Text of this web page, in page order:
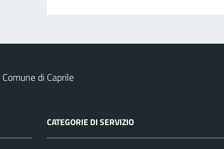
Comune di Caprile
CATEGORIE DI SERVIZIO